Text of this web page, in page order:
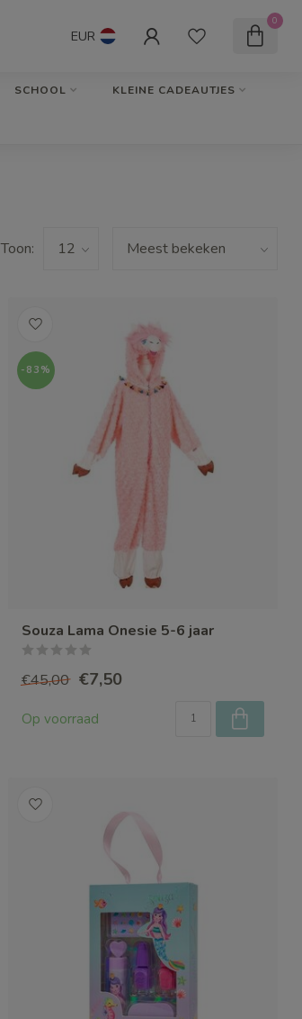
EUR
0
SCHOOL KLEINE CADEAUTJES
Toon:
-83%
Souza Lama Onesie 5-6 jaar
€45,00 €7,50
Op voorraad